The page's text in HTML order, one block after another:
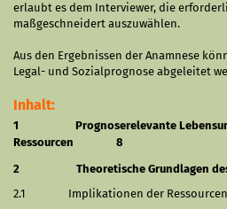
erlaubt es dem Interviewer, die
maßgeschneidert auszuwählen.
Aus den Ergebnissen der Anamnese
Legal- und Sozialprognose abgeleitet
Inhalt:
1
Prognoserelevante
Ressourcen
8
2
Theoretische Grundlagen
2.1
Implikationen der